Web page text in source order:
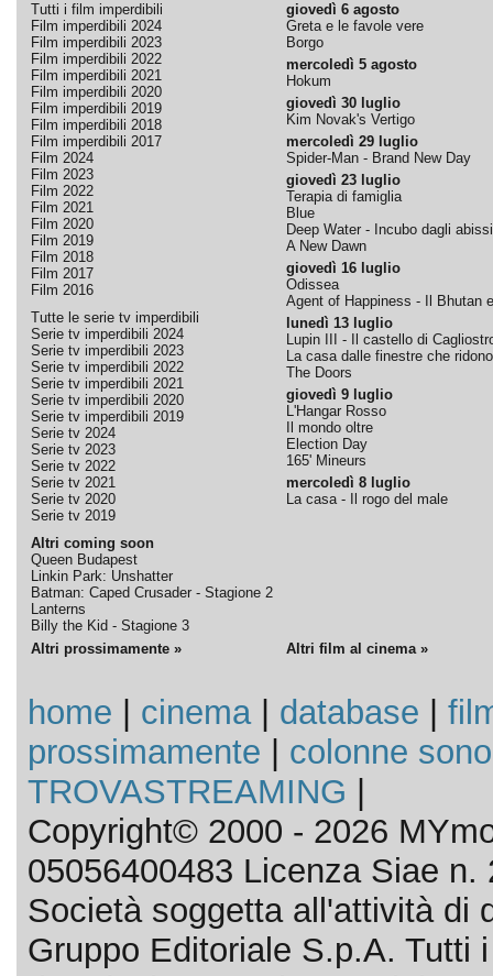
Tutti i film imperdibili
Film imperdibili 2024
Film imperdibili 2023
Film imperdibili 2022
Film imperdibili 2021
Film imperdibili 2020
Film imperdibili 2019
Film imperdibili 2018
Film imperdibili 2017
Film 2024
Film 2023
Film 2022
Film 2021
Film 2020
Film 2019
Film 2018
Film 2017
Film 2016
Tutte le serie tv imperdibili
Serie tv imperdibili 2024
Serie tv imperdibili 2023
Serie tv imperdibili 2022
Serie tv imperdibili 2021
Serie tv imperdibili 2020
Serie tv imperdibili 2019
Serie tv 2024
Serie tv 2023
Serie tv 2022
Serie tv 2021
Serie tv 2020
Serie tv 2019
Altri coming soon
Queen Budapest
Linkin Park: Unshatter
Batman: Caped Crusader - Stagione 2
Lanterns
Billy the Kid - Stagione 3
giovedì 6 agosto
Greta e le favole vere
Borgo
mercoledì 5 agosto
Hokum
giovedì 30 luglio
Kim Novak's Vertigo
mercoledì 29 luglio
Spider-Man - Brand New Day
giovedì 23 luglio
Terapia di famiglia
Blue
Deep Water - Incubo dagli abissi
A New Dawn
giovedì 16 luglio
Odissea
Agent of Happiness - Il Bhutan
lunedì 13 luglio
Lupin III - Il castello di
La casa dalle finestre che ridono
The Doors
giovedì 9 luglio
L'Hangar Rosso
Il mondo oltre
Election Day
165' Mineurs
mercoledì 8 luglio
La casa - Il rogo del male
Altri prossimamente » Altri film al cinema »
home cinema| database
prossimamente
colonne
TROVASTREAMING
Copyright© 2000 - 2026
05056400483 Licenza Siae n.
Società soggetta all'attività di
Gruppo Editoriale S.p.A. Tutti